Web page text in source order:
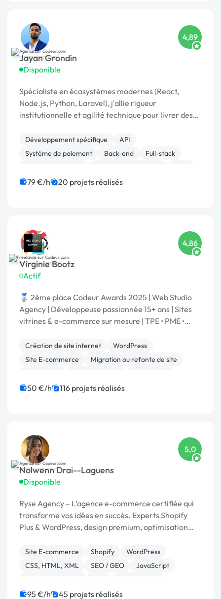
Jayan Grondin
Disponible
4,89
Spécialiste en écosystèmes modernes (React,
Node.js, Python, Laravel), j'allie rigueur
institutionnelle et agilité technique pour livrer des
Développement spécifique
API
Système de paiement
Back-end
Full-stack
Chatbot
JavaScript
79 €/h 20 projets réalisés
Virginie Bootz
Actif
4,86
🥈 2ème place Codeur Awards 2025 | Web Studio
Agency | Développeuse passionnée 15+ ans | Sites
vitrines & e-commerce sur mesure | TPE • PME •
Création de site internet
WordPress
Site E-commerce
Migration ou refonte de site
WooCommerce
Développement spécifique
50 €/h 116 projets réalisés
Nolwenn Drai--Laguens
Disponible
5,0
Ryse Agency – L’agence e-commerce certifiée qui
transforme vos idées en succès. Experts Shopify
Plus & WordPress, design premium, optimisation
Site E-commerce Shopify
WordPress
CSS, HTML, XML
SEO / GEO
JavaScript
95 €/h 45 projets réalisés